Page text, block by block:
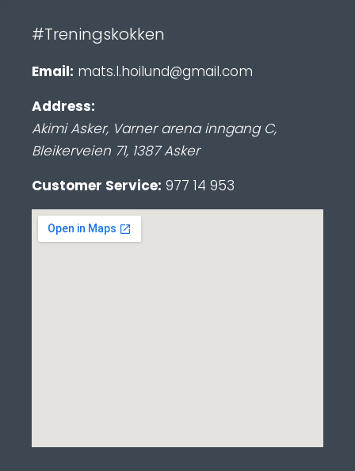
#Treningskokken
Email: mats.l.hoilund@gmail.com
Address:
Akimi Asker, Varner arena inngang C,
Bleikerveien 71, 1387 Asker
Customer Service: 977 14 953